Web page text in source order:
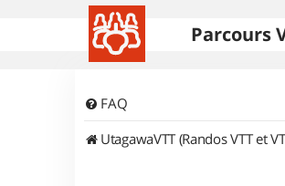
Parcours
FAQ
UtagawaVTT (Randos VTT et